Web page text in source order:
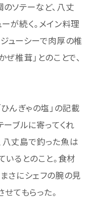
ソテーなど、八丈
が続く。メイン料理
ューシーで肉厚の椎
椎茸」とのことで、
んぎゃの塩」の記載
ーブルに寄ってくれ
八丈島で釣った魚は
るとのこと。食材
さにシェフの腕の見
てもらった。